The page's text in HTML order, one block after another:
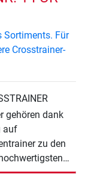
Sortiments. Für
Crosstrainer-
gehören dank
auf
zu den